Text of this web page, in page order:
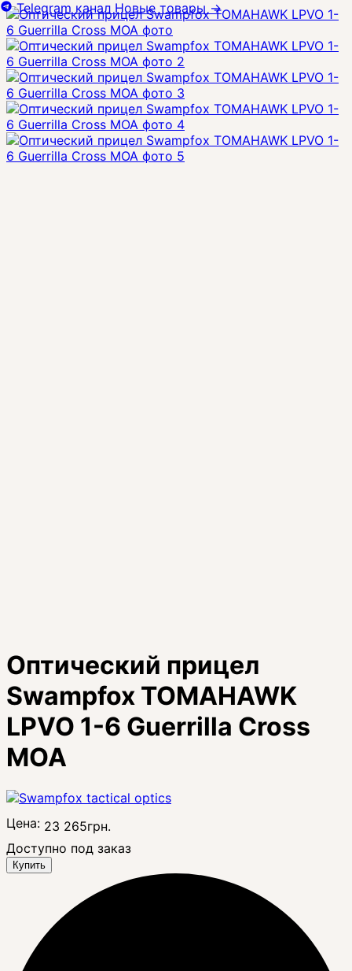
Оптический прицел
Swampfox TOMAHAWK
LPVO 1-6 Guerrilla Cross
MOA
Цена: 23 265грн.
Доступно под заказ
Купить
Telegram канал Новые товары→